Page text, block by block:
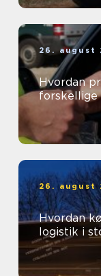
26. august
Hvordan
forskellige
26. august
Hvordan
logistik i